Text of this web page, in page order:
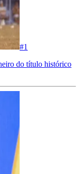
#1
do título histórico